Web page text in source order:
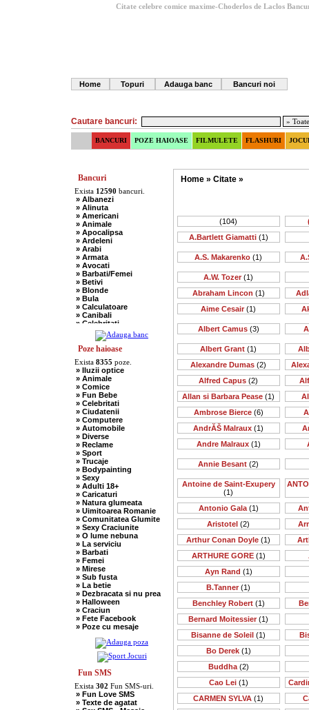
Citate celebre comice maxime-Choderlos de Laclos
Home Topuri Adauga banc Bancuri noi
Cautare bancuri:
BANCURI POZE HAIOASE FILMULETE FLASHURI
Bancuri
Exista 12590 bancuri.
» Albanezi
» Alinuta
» Americani
» Animale
» Apocalipsa
» Ardeleni
» Arabi
» Armata
» Avocati
» Barbati/Femei
» Betivi
» Blonde
» Bula
» Calculatoare
» Canibali
» Celebritati
» Chelneri
» Chuck Norris
» Ciobani
» Copii
» Craciun
» Cugetari
» Culmi
» Deocheate
» Diverse
» Doctori
» Elevi-Studenti
» Englezi
» Evrei
» Francezi
» Ingineri
» Ion si Maria
» Istorice
» Misogine
» Moldoveni
» Mosnegi
» Nebuni
» Negri
» Olteni
» Pescari
» Perle
» Politice
» Politisti
» Popi
» Radio Erevan
» Religioase
» Romani
» Sadice
» Secretare
» Sefi
» Scotieni
» Seci
» Soacre
» Sport
» Soferi
» Tarani
» Tigani
» Umor Negru
» Vanatori
Poze haioase
Exista 8355 poze.
» Iluzii optice
» Animale
» Comice
» Fun Bebe
» Celebritati
» Ciudatenii
» Computere
» Automobile
» Diverse
» Reclame
» Sport
» Trucaje
» Bodypainting
» Sexy
» Adulti 18+
» Caricaturi
» Natura glumeata
» Uimitoarea Romanie
» Comunitatea Glumite
» Sexy Craciunite
» O lume nebuna
» La serviciu
» Barbati
» Femei
» Mirese
» Sub fusta
» La betie
» Dezbracata si nu prea
» Halloween
» Craciun
» Fete Facebook
» Poze cu mesaje
Fun SMS
Exista 302 Fun SMS-uri.
» Fun Love SMS
» Texte de agatat
Home» Citate»
(104)
A.Bartlett Giamatti(1)
A.S. Makarenko (1)
A.W. Tozer (1)
Abraham Lincon (1)
Aime Cesair (1)
Albert Camus(3)
Albert Grant (1)
Alexandre Dumas (2)
Alfred Capus (2)
Allan si Barbara Pease (1)
Ambrose Bierce(6)
AndrĂŠ Malraux (1)
Andre Malraux(1)
Annie Besant (2)
Antoine de Saint-Exupery
(1)
Antonio Gala(1)
Aristotel (2)
Arthur Conan Doyle (1)
ARTHURE GORE(1)
Ayn Rand (1)
B.Tanner (1)
Benchley Robert(1)
Bernard Moitessier (1)
Bisanne de Soleil (1)
Bo Derek(1)
Buddha(2)
Cao Lei(1)
CARMEN SYLVA (1)